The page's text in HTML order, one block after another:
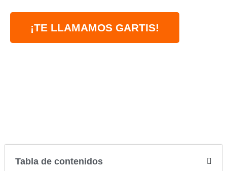
¡TE LLAMAMOS GARTIS!
Tabla de contenidos